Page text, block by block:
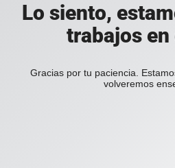
Lo siento,
trabajos
Gracias por tu paciencia.
volveremos